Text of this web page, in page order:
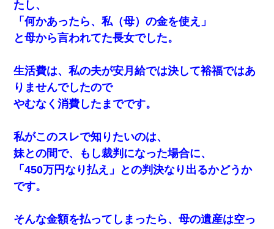
たし、
「何かあったら、私（母）の金を使え」
と母から言われてた長女でした。
生活費は、私の夫が安月給では決して裕福ではあ
りませんでしたので
やむなく消費したまでです。
私がこのスレで知りたいのは、
妹との間で、もし裁判になった場合に、
「450万円なり払え」との判決なり出るかどうか
です。
そんな金額を払ってしまったら、母の遺産は空っ